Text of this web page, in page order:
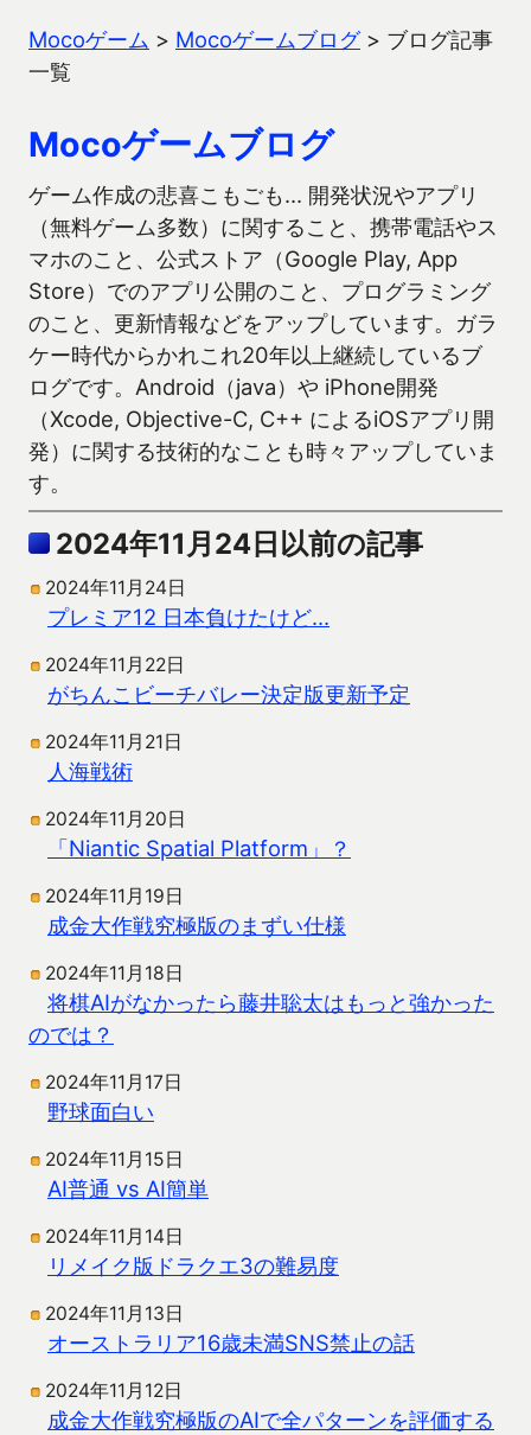
Mocoゲーム > Mocoゲームブログ> ブログ記事
一覧
Mocoゲームブログ
ゲーム作成の悲喜こもごも… 開発状況やアプリ
（無料ゲーム多数）に関すること、携帯電話やス
マホのこと、公式ストア（Google Play, App
Store）でのアプリ公開のこと、プログラミング
のこと、更新情報などをアップしています。ガラ
ケー時代からかれこれ20年以上継続しているブ
ログです。Android（java）や iPhone開発
（Xcode, Objective-C, C++ によるiOSアプリ開
発）に関する技術的なことも時々アップしていま
す。
2024年11月24日以前の記事
2024年11月24日
プレミア12 日本負けたけど…
2024年11月22日
がちんこビーチバレー決定版更新予定
2024年11月21日
人海戦術
2024年11月20日
「Niantic Spatial Platform」？
2024年11月19日
成金大作戦究極版のまずい仕様
2024年11月18日
将棋AIがなかったら藤井聡太はもっと強かった
のでは？
2024年11月17日
野球面白い
2024年11月15日
AI普通 vs AI簡単
2024年11月14日
リメイク版ドラクエ3の難易度
2024年11月13日
オーストラリア16歳未満SNS禁止の話
2024年11月12日
成金大作戦究極版のAIで全パターンを評価する